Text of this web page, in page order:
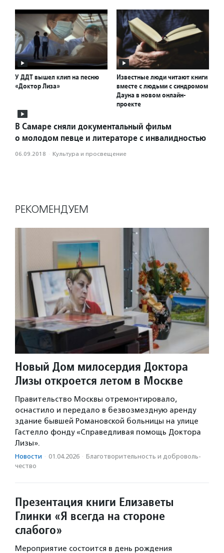
У ДДТ вышел клип на песню
«Доктор Лиза»
Известные люди читают книги
вместе с людьми с синдромом
Дауна в новом онлайн-
проекте
В Самаре сняли документальный фильм
о молодом певце и литераторе с инвалидностью
06.09.2018 · Культура и просвещение
РЕКОМЕНДУЕМ
Новый Дом милосердия Доктора
Лизы откроется летом в Москве
Правительство Москвы отремонтировало,
оснастило и передало в безвозмездную аренду
здание бывшей Романовской больницы на улице
Гастелло фонду «Справедливая помощь Доктора
Лизы».
Новости · 01.04.2026 · Благотвори­тель­ность и доброволь­
чест­во
Презентация книги Елизаветы
Глинки «Я всегда на стороне
слабого»
Мероприятие состоится в день рождения